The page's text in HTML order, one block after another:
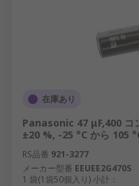
在庫あり
Panasonic 47 μF,400 コ
±20 %, -25 °C から 105
RS品番 921-3277
メーカー型番 EEUEE2G470S
1 袋(1袋50個入り) 小計：